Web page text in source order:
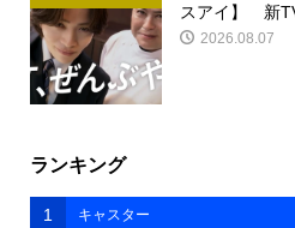
スアイ】 新
2026.08.07
ランキング
1 キャスター